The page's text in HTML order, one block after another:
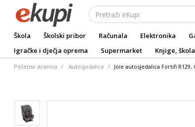
Škola Školski pribor Računala Elektronika
Igračke i dječja oprema
Supermarket Knjige,
Početna stranica Autosjedalice Joie autosjedalica Fortifi R129,